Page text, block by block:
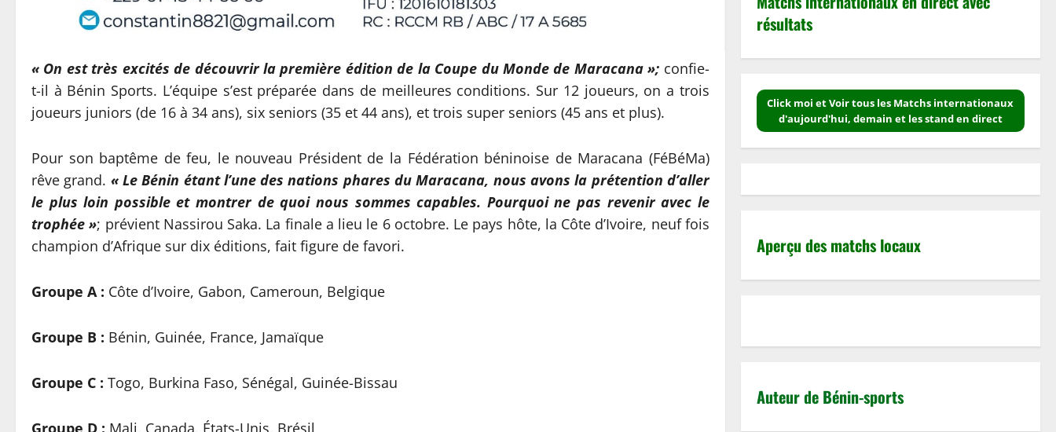
« On est très excités de découvrir la première édition de la Coupe du Monde de Maracana »; confie-
t-il à Bénin Sports. L’équipe s’est préparée dans de meilleures conditions. Sur 12 joueurs, on a trois
joueurs juniors (de 16 à 34 ans), six seniors (35 et 44 ans), et trois super seniors (45 ans et plus).
Pour son baptême de feu, le nouveau Président de la Fédération béninoise de Maracana (FéBéMa)
rêve grand. « Le Bénin étant l’une des nations phares du Maracana, nous avons la prétention d’aller
le plus loin possible et montrer de quoi nous sommes capables. Pourquoi ne pas revenir avec le
trophée »; prévient Nassirou Saka. La finale a lieu le 6 octobre. Le pays hôte, la Côte d’Ivoire, neuf fois
champion d’Afrique sur dix éditions, fait figure de favori.
Groupe A : Côte d’Ivoire, Gabon, Cameroun, Belgique
Groupe B : Bénin, Guinée, France, Jamaïque
Groupe C : Togo, Burkina Faso, Sénégal, Guinée-Bissau
Groupe D : Mali, Canada, États-Unis, Brésil
résultats
Click moi et Voir tous les Matchs internationaux
d'aujourd'hui, demain et les stand en direct
Aperçu des matchs locaux
Auteur de Bénin-sports